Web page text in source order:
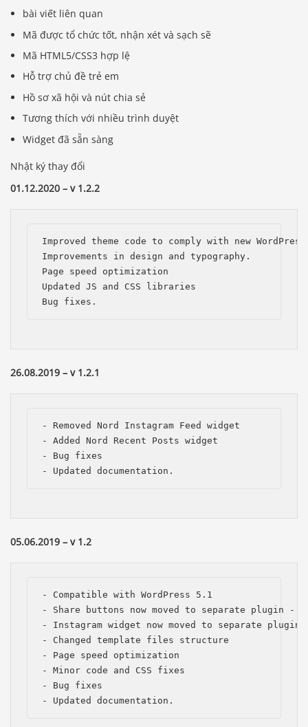
bài viết liên quan
Mã được tổ chức tốt, nhận xét và sạch sẽ
Mã HTML5/CSS3 hợp lệ
Hỗ trợ chủ đề trẻ em
Hồ sơ xã hội và nút chia sẻ
Tương thích với nhiều trình duyệt
Widget đã sẵn sàng
Nhật ký thay đổi
01.12.2020 – v 1.2.2
Improved theme code to comply with new
Improvements in design and typography.
Page speed optimization
Updated JS and CSS libraries
Bug fixes.
26.08.2019 – v 1.2.1
- Removed Nord Instagram Feed widget
- Added Nord Recent Posts widget
- Bug fixes
- Updated documentation.
05.06.2019 – v 1.2
- Compatible with WordPress 5.1
- Share buttons now moved to separate plugin
- Instagram widget now moved to separate
- Changed template files structure
- Page speed optimization
- Minor code and CSS fixes
- Bug fixes
- Updated documentation.